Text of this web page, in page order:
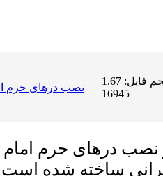
نصب درهای حرم
حجم فایل: 1.67 MB | دریافت ها:
16945
درهای حرم امام